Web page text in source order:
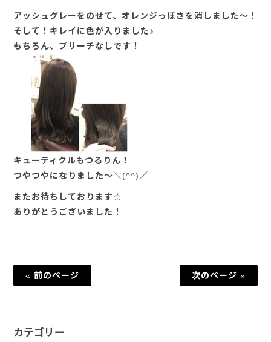
アッシュグレーをのせて、オレンジっぽさを消しました～！
そして！キレイに色が入りました♪
もちろん、ブリーチなしです！
キューティクルもつるりん！
つやつやになりました～＼(^^)／
またお待ちしております☆
ありがとうございました！
« 前のページ 次のページ »
カテゴリー